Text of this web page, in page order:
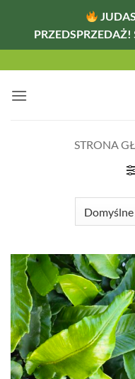
PRZEDSPRZEDAŻ!
zawartości
STRONA